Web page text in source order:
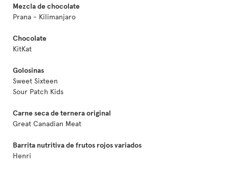
Mezcla de chocolate
Prana - Kilimanjaro
Chocolate
KitKat
Golosinas
Sweet Sixteen
Sour Patch Kids
Carne seca de ternera original
Great Canadian Meat
Barrita nutritiva de frutos rojos variados
Henri